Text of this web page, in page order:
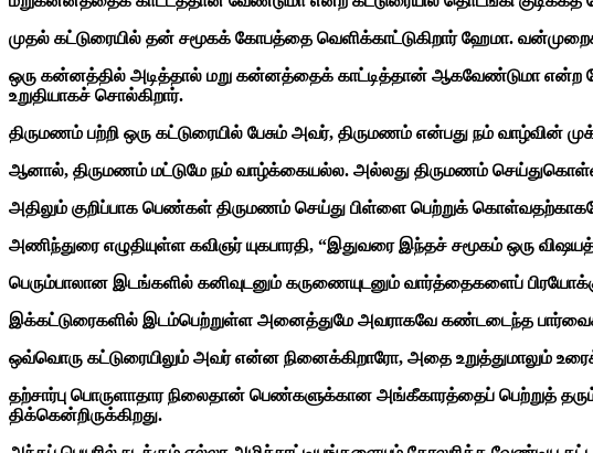
முதல் கட்டுரையில் தன் சமூகக் கோபத்தை வெளிக்காட்டுகிறார் ஹேமா.
ஒரு கன்னத்தில் அடித்தால் மறு கன்னத்தைக் காட்டித்தான் ஆகவேண்டுமா என்ற
உறுதியாகச் சொல்கிறார்.
திருமணம் பற்றி ஒரு கட்டுரையில் பேசும் அவர், திருமணம் என்பது நம் வாழ்வின்
ஆனால், திருமணம் மட்டுமே நம் வாழ்க்கையல்ல. அல்லது திருமணம்
அதிலும் குறிப்பாக பெண்கள் திருமணம் செய்து பிள்ளை பெற்றுக்
அணிந்துரை எழுதியுள்ள கவிஞர் யுகபாரதி, “இதுவரை இந்தச் சமூகம் ஒரு
பெரும்பாலான இடங்களில் கனிவுடனும் கருணையுடனும் வார்த்தைகளைப்
இக்கட்டுரைகளில் இடம்பெற்றுள்ள அனைத்துமே அவராகவே கண்டடைந்த
ஒவ்வொரு கட்டுரையிலும் அவர் என்ன நினைக்கிறாரோ, அதை உறுத்துமாலும்
தற்சார்பு பொருளாதார நிலைதான் பெண்களுக்கான அங்கீகாரத்தைப் பெற்றுத்
திக்கென்றிருக்கிறது.